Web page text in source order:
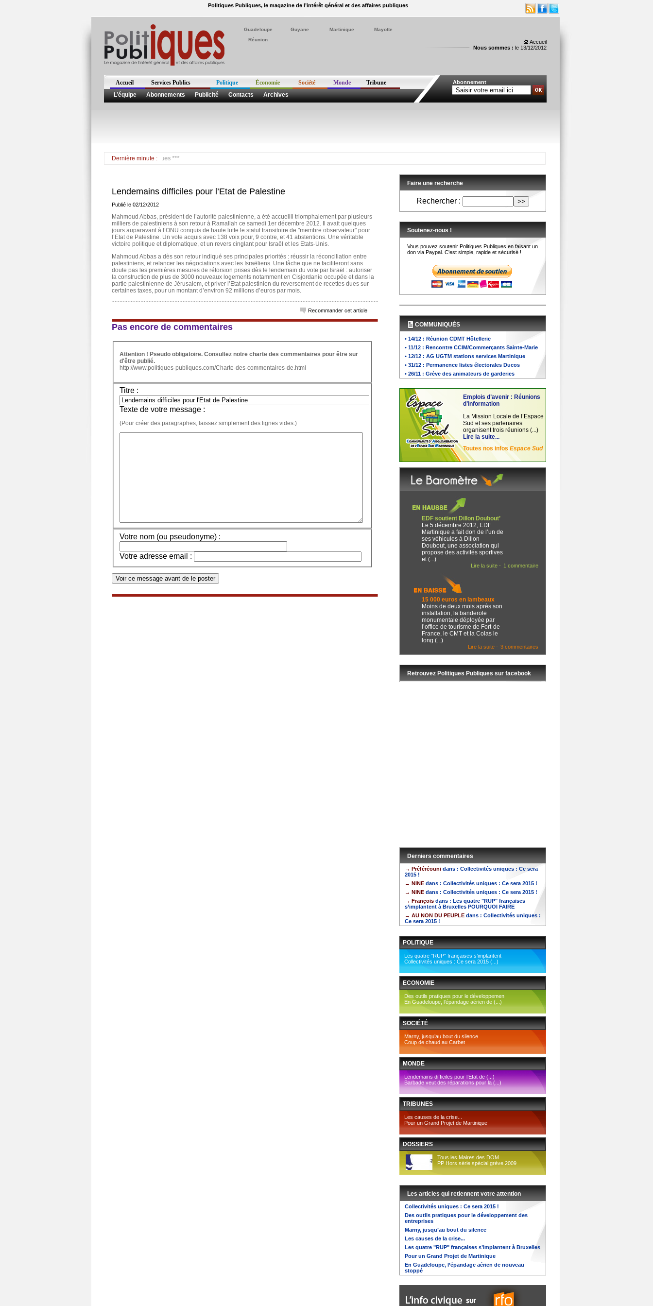
Politiques Publiques, le magazine de l’intérêt général et des affaires publiques
Accueil
Nous sommes : le 13/12/2012
Guadeloupe Guyane Martinique
Mayotte
Réunion
Abonnement
Accueil Services Publics Politique Économie Société Monde
Tribune
L’équipe
Abonnements Publicité Contacts Archives
Dernière minute :
Lendemains difficiles pour l’Etat de Palestine
Publié le 02/12/2012
Mahmoud Abbas, président de l’autorité palestinienne, a été accueilli triomphalement par plusieurs
milliers de palestiniens à son retour à Ramallah ce samedi 1er décembre 2012. Il avait quelques
jours auparavant à l’ONU conquis de haute lutte le statut transitoire de "membre observateur" pour
l’Etat de Palestine. Un vote acquis avec 138 voix pour, 9 contre, et 41 abstentions. Une véritable
victoire politique et diplomatique, et un revers cinglant pour Israël et les Etats-Unis.
Mahmoud Abbas a dès son retour indiqué ses principales priorités : réussir la réconciliation entre
palestiniens, et relancer les négociations avec les Israëliens. Une tâche que ne faciliteront sans
doute pas les premières mesures de rétorsion prises dès le lendemain du vote par Israël : autoriser
la construction de plus de 3000 nouveaux logements notamment en Cisjordanie occupée et dans la
partie palestinienne de Jérusalem, et priver l’Etat palestinien du reversement de recettes dues sur
certaines taxes, pour un montant d’environ 92 millions d’euros par mois.
Recommander cet article
Pas encore de commentaires
Attention ! Pseudo obligatoire. Consultez notre charte des commentaires pour être sur
d'être publié.
http://www.politiques-publiques.com/Charte-des-commentaires-de.html
Titre :
Texte de votre message :
(Pour créer des paragraphes, laissez simplement des lignes vides.)
Votre nom (ou pseudonyme) :
Votre adresse email :
Faire une recherche
Rechercher :
Soutenez-nous !
Vous pouvez soutenir Politiques Publiques en faisant un
don via Paypal. C'est simple, rapide et sécurisé !
COMMUNIQUÉS
• 14/12 : Réunion CDMT Hôtellerie
• 11/12 : Rencontre CCIM/Commerçants Sainte-Marie
• 12/12 : AG UGTM stations services Martinique
• 31/12 : Permanence listes électorales Ducos
• 26/11 : Grève des animateurs de garderies
Emplois d’avenir : Réunions
d’information
La Mission Locale de l’Espace
Sud et ses partenaires
organisent trois réunions (...)
Lire la suite...
Toutes nos infos Espace Sud
EDF soutient Dillon Doubout’
Le 5 décembre 2012, EDF
Martinique a fait don de l’un de
ses véhicules à Dillon
Doubout, une association qui
propose des activités sportives
et (...)
1 commentaire
Lire la suite -
15 000 euros en lambeaux
Moins de deux mois après son
installation, la banderole
monumentale déployée par
l’office de tourisme de Fort-de-
France, le CMT et la Colas le
long (...)
3 commentaires
Lire la suite -
Retrouvez Politiques Publiques sur facebook
Derniers commentaires
→ Préféréouni dans : Collectivités uniques : Ce sera
2015 !
→ NINE dans : Collectivités uniques : Ce sera 2015 !
→ NINE dans : Collectivités uniques : Ce sera 2015 !
→ François dans : Les quatre "RUP" françaises
s’implantent à Bruxelles POURQUOI FAIRE
→ AU NON DU PEUPLE dans : Collectivités uniques :
Ce sera 2015 !
POLITIQUE
Les quatre "RUP" françaises s’implantent
Collectivités uniques : Ce sera 2015 (...)
ECONOMIE
Des outils pratiques pour le développemen
En Guadeloupe, l’épandage aérien de (...)
SOCIÉTÉ
Marny, jusqu’au bout du silence
Coup de chaud au Carbet
MONDE
Lendemains difficiles pour l’Etat de (...)
Barbade veut des réparations pour la (...)
TRIBUNES
Les causes de la crise...
Pour un Grand Projet de Martinique
DOSSIERS
Tous les Maires des DOM
PP Hors série spécial grève 2009
Les articles qui retiennent votre attention
Collectivités uniques : Ce sera 2015 !
Des outils pratiques pour le développement des
entreprises
Marny, jusqu’au bout du silence
Les causes de la crise...
Les quatre "RUP" françaises s’implantent à Bruxelles
Pour un Grand Projet de Martinique
En Guadeloupe, l’épandage aérien de nouveau
stoppé